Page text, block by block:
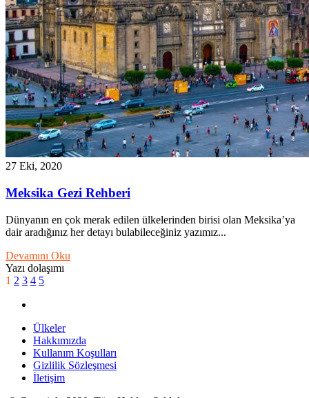
27 Eki, 2020
Meksika Gezi Rehberi
Dünyanın en çok merak edilen ülkelerinden birisi olan Meksika’ya
dair aradığınız her detayı bulabileceğiniz yazımız...
Devamını Oku
Yazı dolaşımı
1 2 3 4 5
Ülkeler
Hakkımızda
Kullanım Koşulları
Gizlilik Sözleşmesi
İletişim